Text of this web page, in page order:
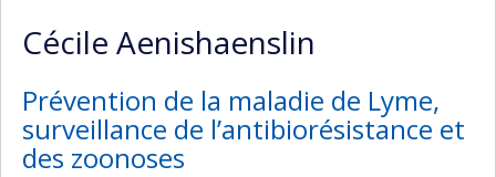
Cécile Aenishaenslin
Prévention de la maladie de Lyme,
surveillance de l’antibiorésistance et
des zoonoses